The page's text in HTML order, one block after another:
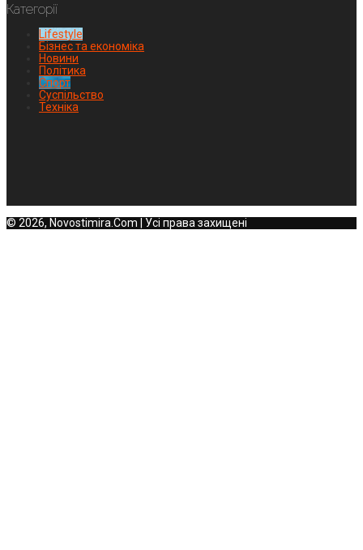
Категорії
Lifestyle
Бізнес та економіка
Новини
Політика
Спорт
Суспільство
Техніка
© 2026, Novostimira.Com | Усі права захищені